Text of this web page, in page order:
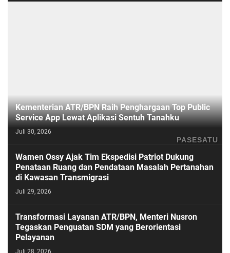
PASESATU
Kementerian ATR/BPN Raih Penghargaan Top Public
Service App Lewat Aplikasi Sentuh Tanahku
Juli 30, 2026
Wamen Ossy Ajak Tim Ekspedisi Patriot Dukung
Penataan Ruang dan Pendataan Masalah Pertanahan
di Kawasan Transmigrasi
Juli 29, 2026
Transformasi Layanan ATR/BPN, Menteri Nusron
Tegaskan Penguatan SDM yang Berorientasi
Pelayanan